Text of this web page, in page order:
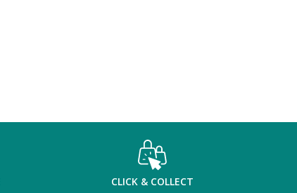
CLICK & COLLECT